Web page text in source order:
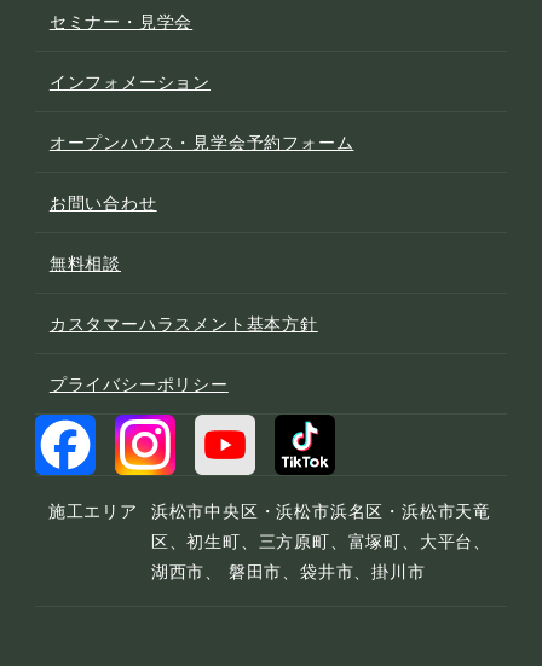
セミナー・見学会
インフォメーション
オープンハウス・見学会予約フォーム
お問い合わせ
無料相談
カスタマーハラスメント基本方針
プライバシーポリシー
施工エリア
浜松市中央区・浜松市浜名区・浜松市天竜
区、初生町、三方原町、富塚町、大平台、
湖西市、 磐田市、袋井市、掛川市